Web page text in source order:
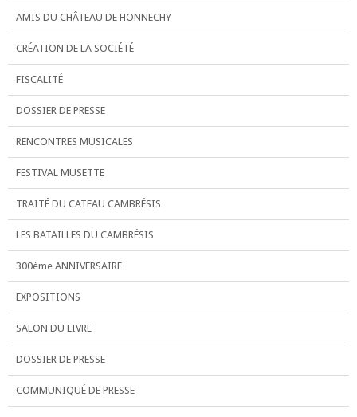
AMIS DU CHÂTEAU DE HONNECHY
CRÉATION DE LA SOCIÉTÉ
FISCALITÉ
DOSSIER DE PRESSE
RENCONTRES MUSICALES
FESTIVAL MUSETTE
TRAITÉ DU CATEAU CAMBRÉSIS
LES BATAILLES DU CAMBRÉSIS
300ème ANNIVERSAIRE
EXPOSITIONS
SALON DU LIVRE
DOSSIER DE PRESSE
COMMUNIQUÉ DE PRESSE